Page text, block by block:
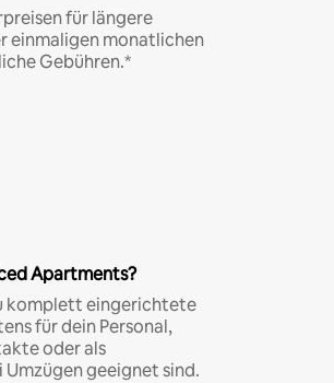
für längere
einmaligen monatlichen
Gebühren.*
Apartments?
komplett eingerichtete
für dein Personal,
oder als
geeignet sind.